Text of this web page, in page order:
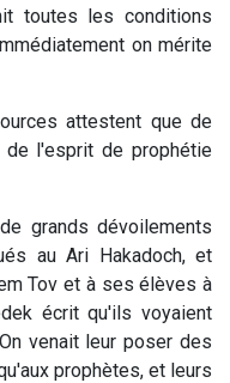
toutes les conditions
on mérite
attestent que de
l'esprit de prophétie
grands dévoilements
au Ari Hakadoch, et
Tov et à ses élèves à
écrit qu'ils voyaient
venait leur poser des
prophètes, et leurs